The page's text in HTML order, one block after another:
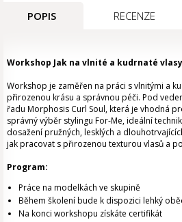
POPIS RECENZE
Workshop Jak na vlnité a kudrnaté
Workshop je zaměřen na práci s vlnitými a
přirozenou krásu a správnou péči. Pod
řadu Morphosis Curl Soul, která je vhodná
správný výběr stylingu For-Me, ideální
dosažení pružných, lesklých a
jak pracovat s přirozenou texturou vlasů a
Program:
Práce na modelkách ve skupině
Během školení bude k dispozici lehký
Na konci workshopu získáte certifikát